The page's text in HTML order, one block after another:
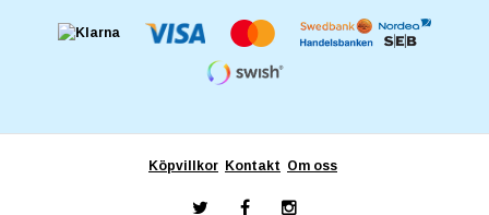
Köpvillkor Kontakt Om oss